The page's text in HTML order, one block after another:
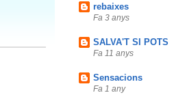
rebaixes
Fa 3 anys
SALVA'T SI POTS
Fa 11 anys
Sensacions
Fa 1 any